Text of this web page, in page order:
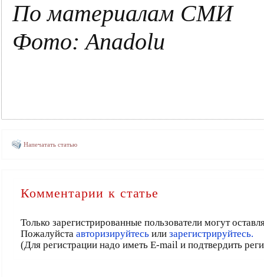
По материалам СМИ
Фото: Anadolu
Напечатать статью
Комментарии к статье
Только зарегистрированные пользователи могут
Пожалуйста авторизируйтесьили зарегистрируйтесь.
(Для регистрации надо иметь E-mail и подтвердить